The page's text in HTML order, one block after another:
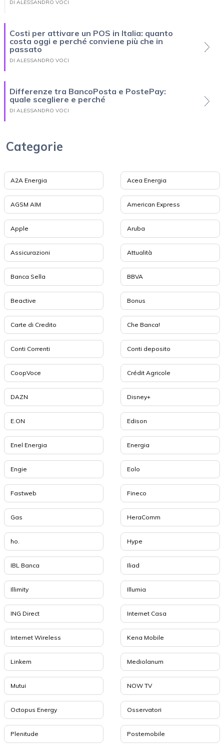
DI ALESSANDRO VOCI
Costi per attivare un POS in Italia: quanto
costa oggi e perché conviene più che in
passato
DI ALESSANDRO VOCI
Differenze tra BancoPosta e PostePay:
quale scegliere e perché
DI ALESSANDRO VOCI
Categorie
A2A Energia Acea Energia
AGSM AIM American Express
Apple Aruba
Assicurazioni Attualità
Banca Sella BBVA
Beactive Bonus
Carte di Credito Che Banca!
Conti Correnti Conti deposito
CoopVoce Crédit Agricole
DAZN Disney+
E.ON Edison
Enel Energia Energia
Engie Eolo
Fastweb Fineco
Gas HeraComm
ho. Hype
IBL Banca Iliad
Illimity Illumia
ING Direct Internet Casa
Internet Wireless Kena Mobile
Linkem Mediolanum
Mutui NOW TV
Octopus Energy Osservatori
Plenitude Postemobile